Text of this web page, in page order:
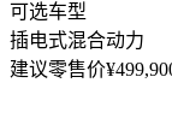
可选车型
插电式混合动力
建议零售价